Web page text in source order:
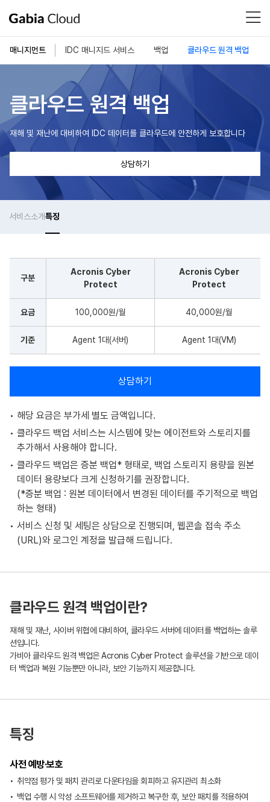
매니지먼트 IDC 매니지드 서비스 백업 클라우드 원격 백업
클라우드 원격 백업
재해 및 재난에 대비하여 IDC 데이터를 클라우드에 안전하게 보호합니다
상담하기
서비스소개특징
구분
Acronis Cyber
Protect
Acronis Cyber
Protect
요금 100,000원/월 40,000원/월
기준 Agent 1대(서버) Agent 1대(VM)
상담하기
해당 요금은 부가세 별도 금액입니다.
클라우드 백업 서비스는 시스템에 맞는 에이전트와 스토리지를
추가해서 사용해야 합니다.
클라우드 백업은 증분 백업* 형태로, 백업 스토리지 용량을 원본
데이터 용량보다 크게 신청하기를 권장합니다.
(*증분 백업 : 원본 데이터에서 변경된 데이터를 주기적으로 백업
하는 형태)
서비스 신청 및 세팅은 상담으로 진행되며, 웹콘솔 접속 주소
(URL)와 로그인 계정을 발급해 드립니다.
클라우드 원격 백업이란?
재해 및 재난, 사이버 위협에 대비하여, 클라우드 서버에 데이터를 백업하는 솔루
션입니다.
가비아 클라우드 원격 백업은 Acronis Cyber Protect 솔루션을 기반으로 데이
터 백업과 복원 기능뿐만 아니라, 보안 기능까지 제공합니다.
특징
사전 예방·보호
취약점 평가 및 패치 관리로 다운타임을 회피하고 유지관리 최소화
백업 수행 시 악성 소프트웨어를 제거하고 복구한 후, 보안 패치를 적용하여